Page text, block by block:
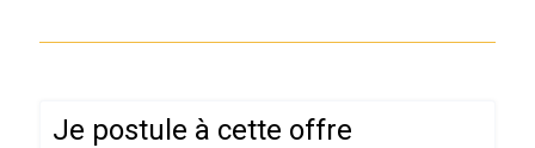
Je postule à cette offre